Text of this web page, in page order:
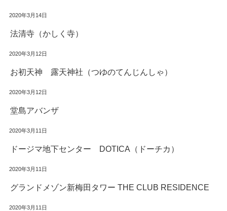
2020年3月14日
法清寺（かしく寺）
2020年3月12日
お初天神 露天神社（つゆのてんじんしゃ）
2020年3月12日
堂島アバンザ
2020年3月11日
ドージマ地下センター DOTICA（ドーチカ）
2020年3月11日
グランドメゾン新梅田タワー THE CLUB RESIDENCE
2020年3月11日